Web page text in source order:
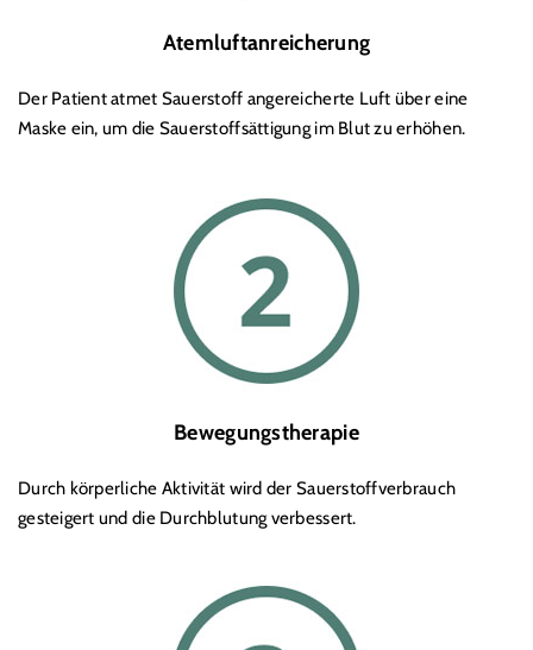
Atemluftanreicherung
Der Patient atmet Sauerstoff angereicherte Luft über eine
Maske ein, um die Sauerstoffsättigung im Blut zu erhöhen.
Bewegungstherapie
Durch körperliche Aktivität wird der Sauerstoffverbrauch
gesteigert und die Durchblutung verbessert.